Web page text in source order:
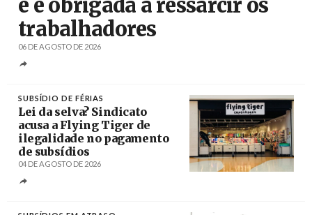
e é obrigada a ressarcir os
trabalhadores
06 DE AGOSTO DE 2026
SUBSÍDIO DE FÉRIAS
Lei da selva? Sindicato
acusa a Flying Tiger de
ilegalidade no pagamento
de subsídios
04 DE AGOSTO DE 2026